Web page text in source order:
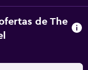
de The